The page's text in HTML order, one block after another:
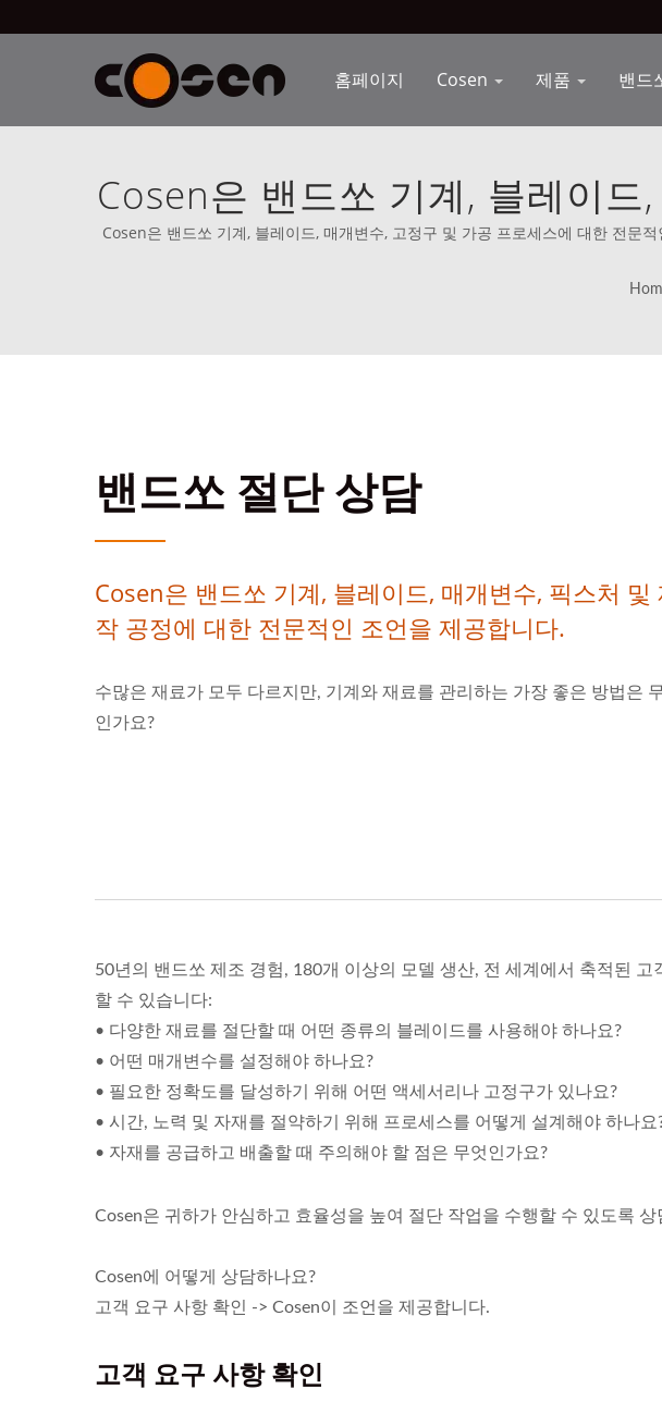
홈페이지 Cosen 제품 밴드
Cosen은 밴드쏘 기계, 블레이
문적인 조언을 제공합니다. |
Cosen은 밴드쏘 기계, 블레이드, 매개변수, 고정구 및 가공 프로세스에 대한 전
은 1989년부터 세계 최고의 경
밴드쏘 절단 상담
Cosen은 밴드쏘 기계, 블레이드, 매개변수, 픽스처 및
작 공정에 대한 전문적인 조언을 제공합니다.
수많은 재료가 모두 다르지만, 기계와 재료를 관리하는 가장 좋은 방법은
인가요?
50년의 밴드쏘 제조 경험, 180개 이상의 모델 생산, 전 세계에서 축적된
할 수 있습니다:
• 다양한 재료를 절단할 때 어떤 종류의 블레이드를 사용해야 하나요?
• 어떤 매개변수를 설정해야 하나요?
• 필요한 정확도를 달성하기 위해 어떤 액세서리나 고정구가 있나요?
• 시간, 노력 및 자재를 절약하기 위해 프로세스를 어떻게 설계해야 하나요
• 자재를 공급하고 배출할 때 주의해야 할 점은 무엇인가요?
Cosen은 귀하가 안심하고 효율성을 높여 절단 작업을 수행할 수 있도록
Cosen에 어떻게 상담하나요?
고객 요구 사항 확인 -> Cosen이 조언을 제공합니다.
고객 요구 사항 확인